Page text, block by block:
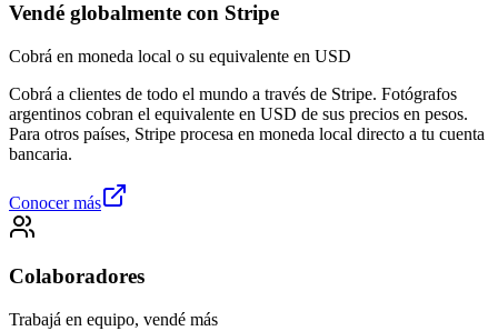
Vendé globalmente con Stripe
Cobrá en moneda local o su equivalente en USD
Cobrá a clientes de todo el mundo a través de Stripe. Fotógrafos
argentinos cobran el equivalente en USD de sus precios en pesos.
Para otros países, Stripe procesa en moneda local directo a tu cuenta
bancaria.
Conocer más
Colaboradores
Trabajá en equipo, vendé más